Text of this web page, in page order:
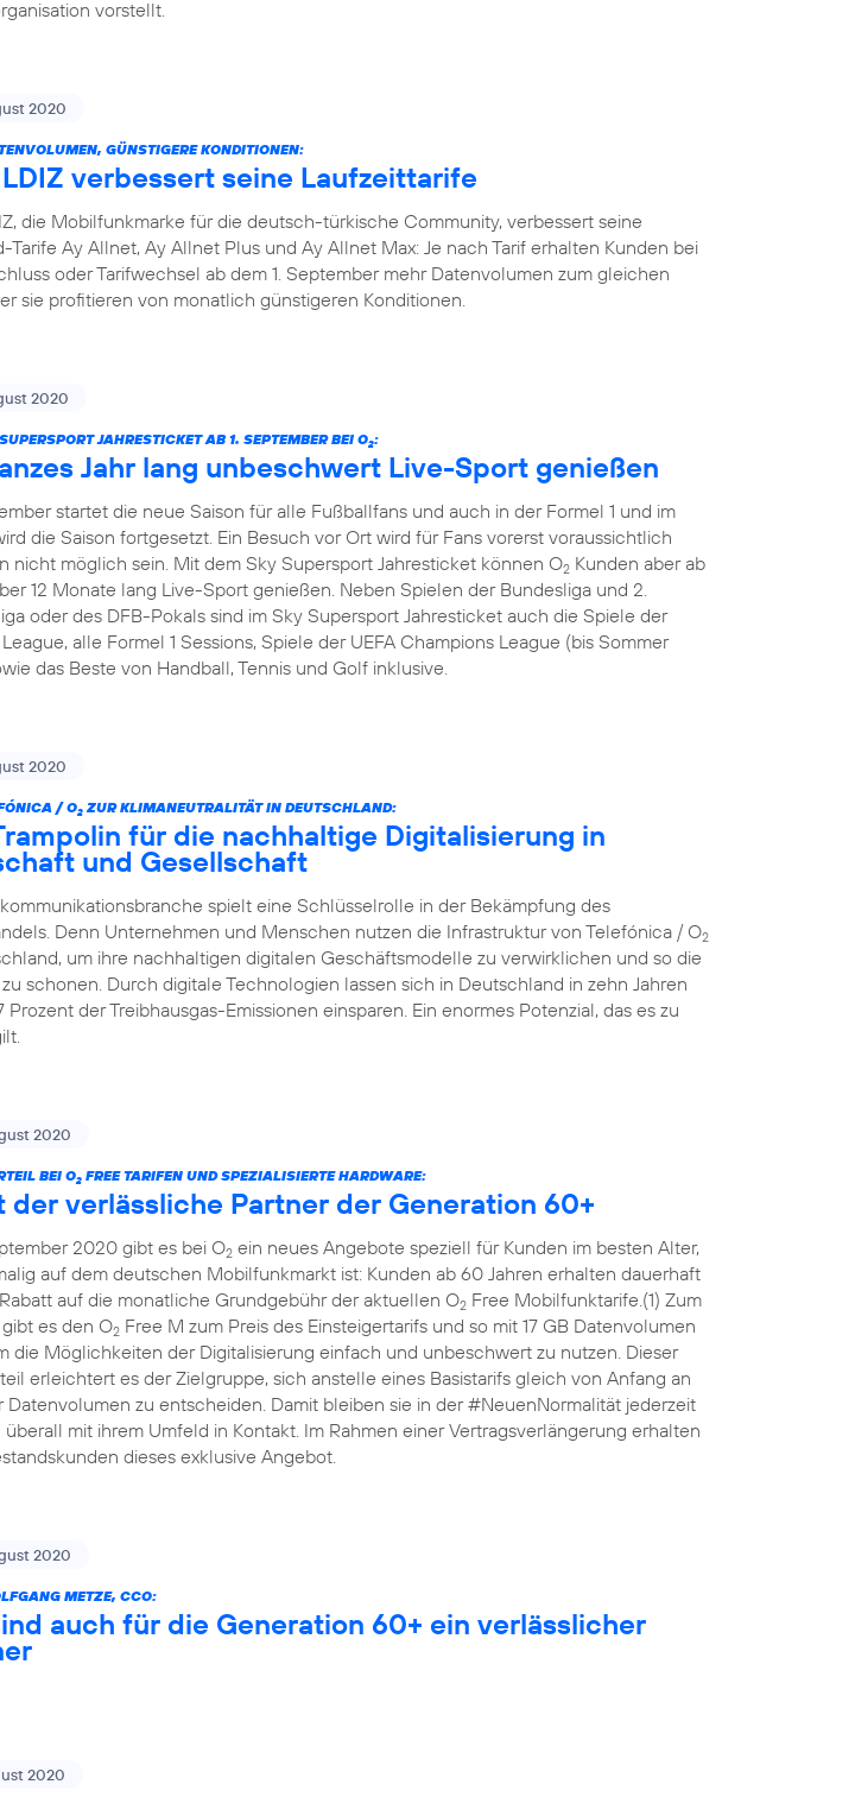
vorstellt.
2020
GÜNSTIGERE KONDITIONEN:
verbessert seine Laufzeittarife
die Mobilfunkmarke für die deutsch-türkische Community, verbessert seine
Tarife Ay Allnet, Ay Allnet Plus und Ay Allnet Max: Je nach Tarif erhalten Kunden bei
oder Tarifwechsel ab dem 1. September mehr Datenvolumen zum gleichen
sie profitieren von monatlich günstigeren Konditionen.
2020
JAHRESTICKET AB 1. SEPTEMBER BEI O2:
Jahr lang unbeschwert Live-Sport genießen
startet die neue Saison für alle Fußballfans und auch in der Formel 1 und im
die Saison fortgesetzt. Ein Besuch vor Ort wird für Fans vorerst voraussichtlich
nicht möglich sein. Mit dem Sky Supersport Jahresticket können O2 Kunden aber ab
12 Monate lang Live-Sport genießen. Neben Spielen der Bundesliga und 2.
oder des DFB-Pokals sind im Sky Supersport Jahresticket auch die Spiele der
alle Formel 1 Sessions, Spiele der UEFA Champions League (bis Sommer
das Beste von Handball, Tennis und Golf inklusive.
2020
/ O2 ZUR KLIMANEUTRALITÄT IN DEUTSCHLAND:
für die nachhaltige Digitalisierung in
und Gesellschaft
spielt eine Schlüsselrolle in der Bekämpfung des
Denn Unternehmen und Menschen nutzen die Infrastruktur von Telefónica / O2
um ihre nachhaltigen digitalen Geschäftsmodelle zu verwirklichen und so die
schonen. Durch digitale Technologien lassen sich in Deutschland in zehn Jahren
Prozent der Treibhausgas-Emissionen einsparen. Ein enormes Potenzial, das es zu
2020
BEI O2 FREE TARIFEN UND SPEZIALISIERTE HARDWARE:
der verlässliche Partner der Generation 60+
2020 gibt es bei O2 ein neues Angebote speziell für Kunden im besten Alter,
auf dem deutschen Mobilfunkmarkt ist: Kunden ab 60 Jahren erhalten dauerhaft
auf die monatliche Grundgebühr der aktuellen O2 Free Mobilfunktarife.(1) Zum
es den O2 Free M zum Preis des Einsteigertarifs und so mit 17 GB Datenvolumen
die Möglichkeiten der Digitalisierung einfach und unbeschwert zu nutzen. Dieser
erleichtert es der Zielgruppe, sich anstelle eines Basistarifs gleich von Anfang an
Datenvolumen zu entscheiden. Damit bleiben sie in der #NeuenNormalität jederzeit
überall mit ihrem Umfeld in Kontakt. Im Rahmen einer Vertragsverlängerung erhalten
dieses exklusive Angebot.
2020
METZE, CCO:
auch für die Generation 60+ ein verlässlicher
2020